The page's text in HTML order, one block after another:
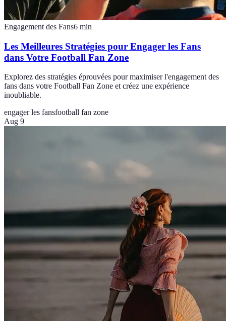
Engagement des Fans6 min
Les Meilleures Stratégies pour Engager les Fans
dans Votre Football Fan Zone
Explorez des stratégies éprouvées pour maximiser l'engagement des
fans dans votre Football Fan Zone et créez une expérience
inoubliable.
engager les fansfootball fan zone
Aug 9